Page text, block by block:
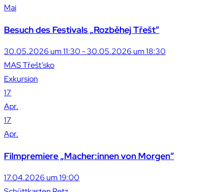
Mai
Besuch des Festivals „Rozběhej Třešt“
30.05.2026 um 11:30 - 30.05.2026 um 18:30
MAS Třešt’sko
Exkursion
17
Apr.
17
Apr.
Filmpremiere „Macher:innen von Morgen“
17.04.2026 um 19:00